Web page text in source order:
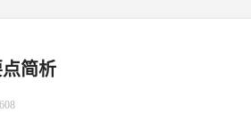
简析